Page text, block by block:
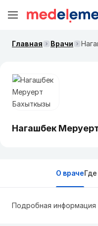
Главная Врачи
Нагашбек
О враче
Подробная информация